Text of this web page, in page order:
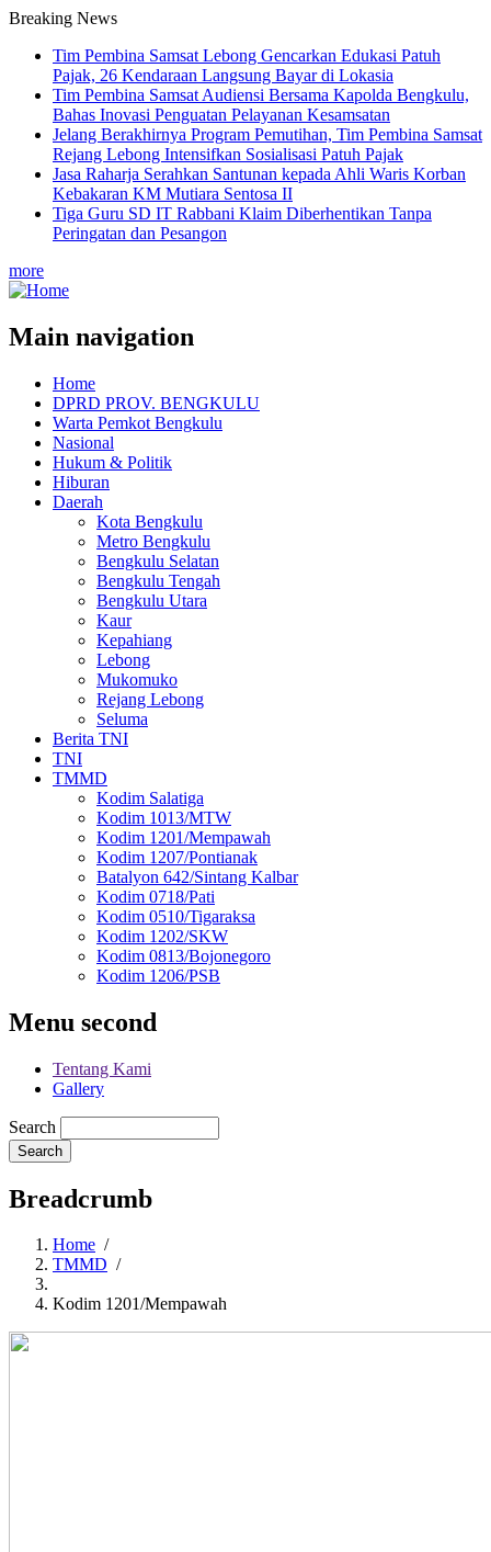
Breaking News
Tim Pembina Samsat Lebong Gencarkan Edukasi Patuh
Pajak, 26 Kendaraan Langsung Bayar di Lokasia
Tim Pembina Samsat Audiensi Bersama Kapolda Bengkulu,
Bahas Inovasi Penguatan Pelayanan Kesamsatan
Jelang Berakhirnya Program Pemutihan, Tim Pembina Samsat
Rejang Lebong Intensifkan Sosialisasi Patuh Pajak
Jasa Raharja Serahkan Santunan kepada Ahli Waris Korban
Kebakaran KM Mutiara Sentosa II
Tiga Guru SD IT Rabbani Klaim Diberhentikan Tanpa
Peringatan dan Pesangon
more
Main navigation
Home
DPRD PROV. BENGKULU
Warta Pemkot Bengkulu
Nasional
Hukum & Politik
Hiburan
Daerah
Kota Bengkulu
Metro Bengkulu
Bengkulu Selatan
Bengkulu Tengah
Bengkulu Utara
Kaur
Kepahiang
Lebong
Mukomuko
Rejang Lebong
Seluma
Berita TNI
TNI
TMMD
Kodim Salatiga
Kodim 1013/MTW
Kodim 1201/Mempawah
Kodim 1207/Pontianak
Batalyon 642/Sintang Kalbar
Kodim 0718/Pati
Kodim 0510/Tigaraksa
Kodim 1202/SKW
Kodim 0813/Bojonegoro
Kodim 1206/PSB
Menu second
Tentang Kami
Gallery
Search
Breadcrumb
Home /
TMMD /
Kodim 1201/Mempawah